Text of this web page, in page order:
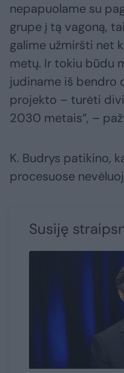
nepapuolame su
grupe į tą vagoną,
galime užmiršti net
metų. Ir tokiu būdu
judiname iš bendro
projekto – turėti
2030 metais“, –
K. Budrys patikino,
procesuose
Susiję